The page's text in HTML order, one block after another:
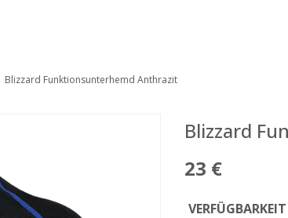
Blizzard Funktionsunterhemd Anthrazit
Blizzard
23 €
VERFÜGBARKEIT